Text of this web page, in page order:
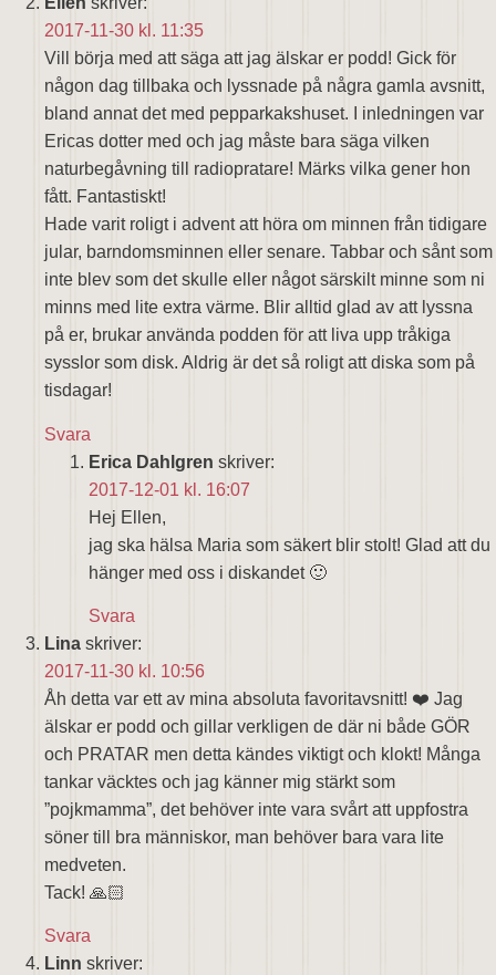
2017-11-30 kl. 11:35
Vill börja med att säga att jag älskar er podd! Gick för
någon dag tillbaka och lyssnade på några gamla avsnitt,
bland annat det med pepparkakshuset. I inledningen var
Ericas dotter med och jag måste bara säga vilken
naturbegåvning till radiopratare! Märks vilka gener hon
fått. Fantastiskt!
Hade varit roligt i advent att höra om minnen från tidigare
jular, barndomsminnen eller senare. Tabbar och sånt som
inte blev som det skulle eller något särskilt minne som ni
minns med lite extra värme. Blir alltid glad av att lyssna
på er, brukar använda podden för att liva upp tråkiga
sysslor som disk. Aldrig är det så roligt att diska som på
tisdagar!
Svara
Erica Dahlgren skriver:
2017-12-01 kl. 16:07
Hej Ellen,
jag ska hälsa Maria som säkert blir stolt! Glad att du
hänger med oss i diskandet 🙂
Svara
Lina skriver:
2017-11-30 kl. 10:56
Åh detta var ett av mina absoluta favoritavsnitt! ❤️ Jag
älskar er podd och gillar verkligen de där ni både GÖR
och PRATAR men detta kändes viktigt och klokt! Många
tankar väcktes och jag känner mig stärkt som
”pojkmamma”, det behöver inte vara svårt att uppfostra
söner till bra människor, man behöver bara vara lite
medveten.
Tack! 🙏🏻
Svara
Linn skriver: